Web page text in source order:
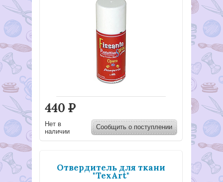
440 Р
Нет в
наличии
Сообщить о поступлении
Отвердитель для ткани
"TexArt"